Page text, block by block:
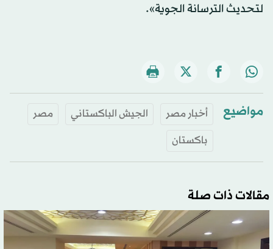
لتحديث الترسانة الجوية».
مواضيع أخبار مصر الجيش الباكستاني
مصر
باكستان
مقالات ذات صلة